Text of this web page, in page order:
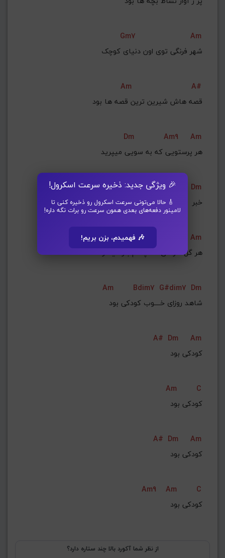
🎉 ویژگی جدید: ذخیره سرعت اسکرول!
🎸 حالا می‌تونی سرعت اسکرول رو ذخیره کنی تا
لامینور دفعه‌های بعدی همون سرعت رو برات نگه داره!
🎶 فهمیدم، بزن بریم!
Gm7
Am
Am
A#
قصه هاش شیرین ترین قصه ها بود
Dm Am9
Am
Am Bdim7 G#dim7
Dm
خبر  آغـــــــاز فصلارو میشنید
Dm
Am
Am Bdim7 G#dim7 Dm
شاهد روزای خــــوب کودکی بود
A# Dm
Am
کودکی بود
Am
C
کودکی بود
A# Dm
Am
کودکی بود
Am9 Am
C
کودکی بود
از نظر شما آکورد بالا چند ستاره دارد؟